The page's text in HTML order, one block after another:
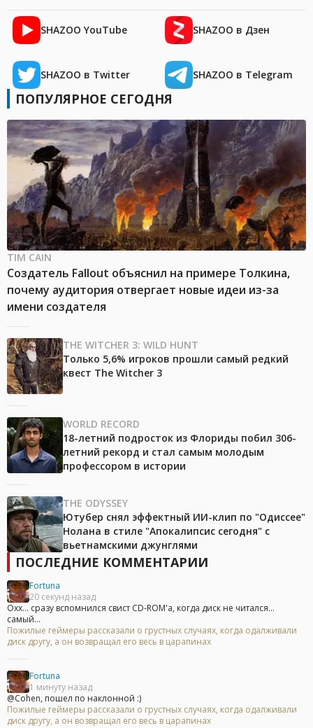
SHAZOO YouTube SHAZOO в Дзен
SHAZOO в Twitter SHAZOO в Telegram
ПОПУЛЯРНОЕ СЕГОДНЯ
TIM CAIN
Создатель Fallout объяснил на примере Толкина,
почему аудитория отвергает новые идеи из-за
имени создателя
THE WITCHER 3: WILD HUNT
Только 5,6% игроков прошли самый редкий
квест The Witcher 3
WORLD RECORD
18-летний подросток из Флориды побил 306-
летний рекорд и стал самым молодым
профессором в истории
THE ODYSSEY
Ютубер снял эффектный ИИ-клип по "Одиссее"
Нолана в стиле "Апокалипсис сегодня" с
вьетнамскими джунглями
ПОСЛЕДНИЕ КОММЕНТАРИИ
Fortuna
20 секунд назад
Охх... сразу вспомнился свист CD-ROM'а, когда диск не читался...
самый...
Пожилые геймеры рассказали о грустных случаях, когда одалживали
диск другу, а он возвращал его весь в царапинах
Fortuna
1 минуту назад
@Cohen, пошел по наклонной :)
Пожилые геймеры рассказали о грустных случаях, когда одалживали
диск другу, а он возвращал его весь в царапинах